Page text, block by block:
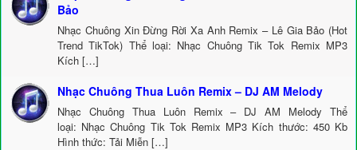
Bảo
Nhạc Chuông Xin Đừng Rời Xa Anh Remix – Lê Gia Bảo (Hot
Trend TikTok) Thể loại: Nhạc Chuông Tik Tok Remix MP3
Kích […]
Nhạc Chuông Thua Luôn Remix – DJ AM Melody
Nhạc Chuông Thua Luôn Remix – DJ AM Melody Thể
loại: Nhạc Chuông Tik Tok Remix MP3 Kích thước: 450 Kb
Hình thức: Tải Miễn […]